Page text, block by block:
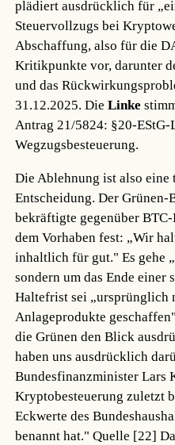
plädiert ausdrücklich für
Steuervollzugs bei
Abschaffung, also für die
Kritikpunkte vor, darunter
und das
31.12.2025. DieLinke
Antrag 21/5824: §20-EStG-
Wegzugsbesteuerung.
Die Ablehnung ist also
Entscheidung. Der
bekräftigte gegenüber
dem Vorhaben fest: „Wir
inhaltlich für gut." Es gehe
sondern um das Ende einer
Haltefrist sei „ursprünglich
Anlageprodukte
die Grünen den Blick
haben uns ausdrücklich
Bundesfinanzminister Lars
Kryptobesteuerung zuletzt
Eckwerte des
benannt hat."Quelle [22]